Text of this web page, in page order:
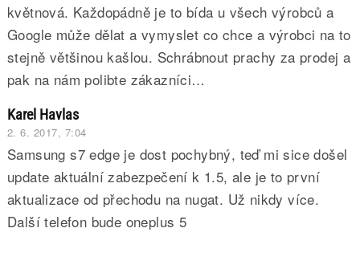
květnová. Každopádně je to bída u všech výrobců a
Google může dělat a vymyslet co chce a výrobci na to
stejně většinou kašlou. Schrábnout prachy za prodej a
pak na nám polibte zákazníci…
Karel Havlas
2. 6. 2017, 7:04
Samsung s7 edge je dost pochybný, teď mi sice došel
update aktuální zabezpečení k 1.5, ale je to první
aktualizace od přechodu na nugat. Už nikdy více.
Další telefon bude oneplus 5